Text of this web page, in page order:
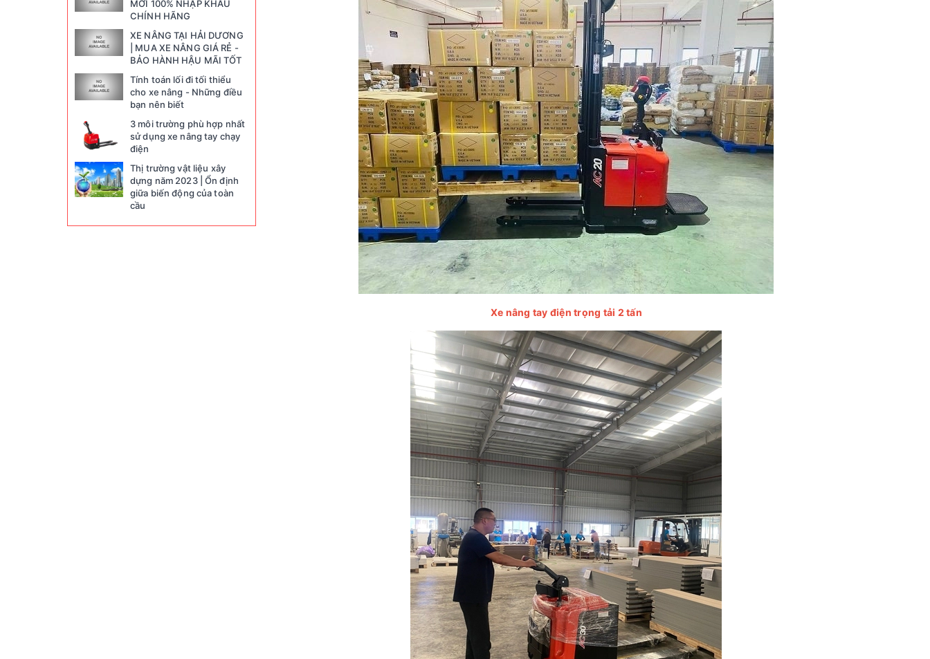
Xe nâng tay điện trọng tải 2 tấn
MỚI 100% NHẬP KHẨU
CHÍNH HÃNG
XE NÂNG TẠI HẢI DƯƠNG
| MUA XE NÂNG GIÁ RẺ -
BẢO HÀNH HẬU MÃI TỐT
Tính toán lối đi tối thiểu
cho xe nâng - Những điều
bạn nên biết
3 môi trường phù hợp nhất
sử dụng xe nâng tay chạy
điện
Thị trường vật liệu xây
dựng năm 2023 | Ổn định
giữa biến động của toàn
cầu